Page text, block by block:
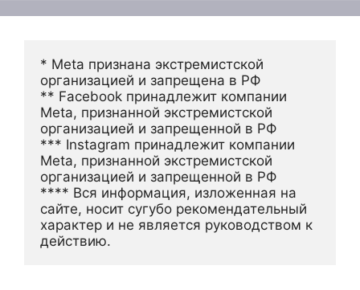
* Meta признана экстремистской
организацией и запрещена в РФ
** Facebook принадлежит компании
Meta, признанной экстремистской
организацией и запрещенной в РФ
*** Instagram принадлежит компании
Meta, признанной экстремистской
организацией и запрещенной в РФ
**** Вся информация, изложенная на
сайте, носит сугубо рекомендательный
характер и не является руководством к
действию.